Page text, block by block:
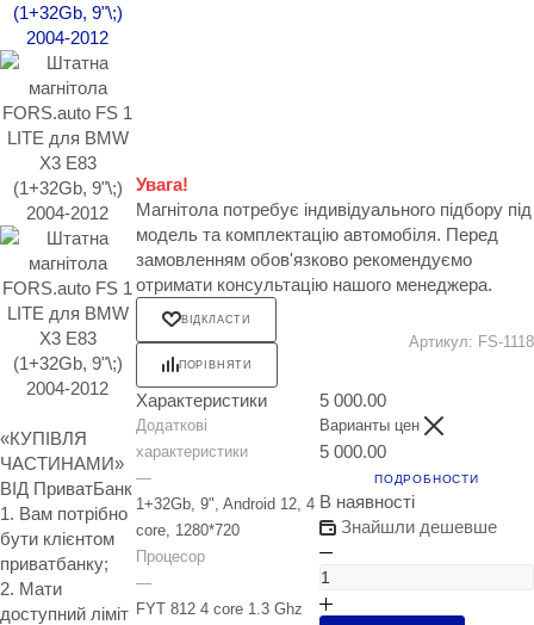
«КУПІВЛЯ
ЧАСТИНАМИ»
ВІД ПриватБанк
1. Вам потрібно
бути клієнтом
приватбанку;
2. Мати
доступний ліміт
Увага!
Магнітола потребує індивідуального підбору під
модель та комплектацію автомобіля. Перед
замовленням обов'язково рекомендуємо
отримати консультацію нашого менеджера.
ВІДКЛАСТИ
ПОРІВНЯТИ
Артикул: FS-1118
Характеристики
Додаткові
характеристики
—
1+32Gb, 9", Android 12, 4
core, 1280*720
Процесор
—
FYT 812 4 core 1.3 Ghz
5 000.00
Варианты цен
5 000.00
ПОДРОБНОСТИ
В наявності
Знайшли дешевше